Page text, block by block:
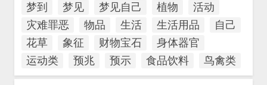
梦到
梦见 梦见自己 植物
活动
灾难罪恶
物品 生活 生活用品
自己
花草
象征 财物宝石
身体器官
运动类
预兆 预示 食品饮料 鸟禽类